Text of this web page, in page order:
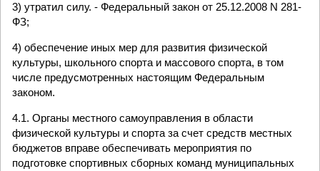
3) утратил силу. - Федеральный закон от 25.12.2008 N 281-
ФЗ;
4) обеспечение иных мер для развития физической
культуры, школьного спорта и массового спорта, в том
числе предусмотренных настоящим Федеральным
законом.
4.1. Органы местного самоуправления в области
физической культуры и спорта за счет средств местных
бюджетов вправе обеспечивать мероприятия по
подготовке спортивных сборных команд муниципальных